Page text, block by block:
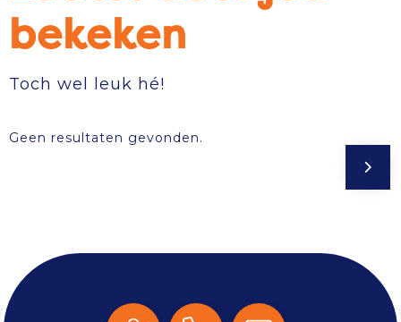
bekeken
Toch wel leuk hé!
Geen resultaten gevonden.